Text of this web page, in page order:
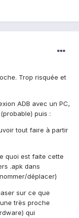
Trop risquée et
ADB avec un PC,
puis :
tout faire à partir
quoi est faite cette
.apk dans
déplacer)
sur ce que
très proche
qui